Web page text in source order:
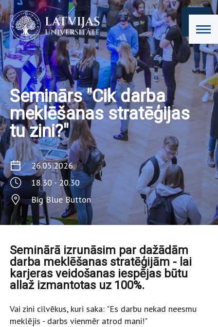
Seminārs "Cik darba
meklēšanas stratēģijas
tu zini?"
26.05.2026.
18.30 - 20.30
Big Blue Button
Seminārā izrunāsim par dažādām
darba meklēšanas stratēģijām - lai
karjeras veidošanas iespējas būtu
allaž izmantotas uz 100%.
Vai zini cilvēkus, kuri saka: "Es darbu nekad neesmu
meklējis - darbs vienmēr atrod mani!"